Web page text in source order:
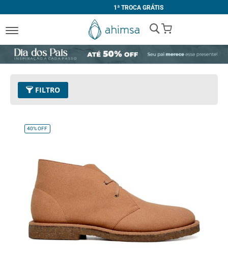
1ª TROCA GRÁTIS
My Cart
FILTRO
Tamanho
Limpar Tudo
40%OFF